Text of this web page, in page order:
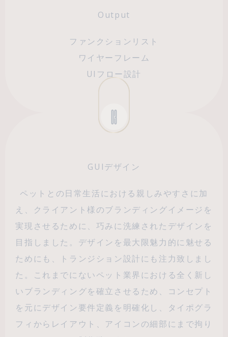
Output
ファンクションリスト
ワイヤーフレーム
UIフロー設計
03
GUIデザイン
ペットとの日常生活における親しみやすさに加
え、クライアント様のブランディングイメージを
実現させるために、巧みに洗練されたデザインを
目指しました。デザインを最大限魅力的に魅せる
ためにも、トランジション設計にも注力致しまし
た。これまでにないペット業界における全く新し
いブランディングを確立させるため、コンセプト
を元にデザイン要件定義を明確化し、タイポグラ
フィからレイアウト、アイコンの細部にまで拘り